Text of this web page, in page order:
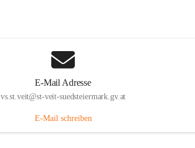
E-Mail Adresse
vs.st.veit@st-veit-suedsteiermark.gv.at
E-Mail schreiben